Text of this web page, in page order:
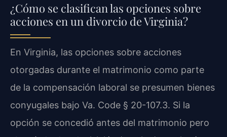
¿Cómo se clasifican las opciones sobre
acciones en un divorcio de Virginia?
En Virginia, las opciones sobre acciones
otorgadas durante el matrimonio como parte
de la compensación laboral se presumen bienes
conyugales bajo Va. Code § 20-107.3. Si la
opción se concedió antes del matrimonio pero